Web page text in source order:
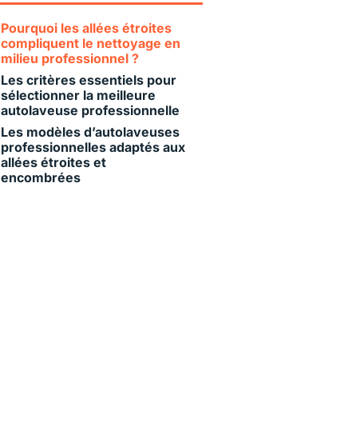
Pourquoi les allées étroites
compliquent le nettoyage en
milieu professionnel ?
Les critères essentiels pour
sélectionner la meilleure
autolaveuse professionnelle
Les modèles d’autolaveuses
professionnelles adaptés aux
allées étroites et
encombrées